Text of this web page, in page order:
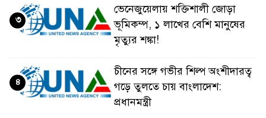
ভেনেজুয়েলায় শক্তিশালী জোড়া
ভূমিকম্প, ১ লাখের বেশি মানুষের
মৃত্যুর শঙ্কা!
৩
চীনের সঙ্গে গভীর শিল্প অংশীদারত্ব
গড়ে তুলতে চায় বাংলাদেশ:
প্রধানমন্ত্রী
৪